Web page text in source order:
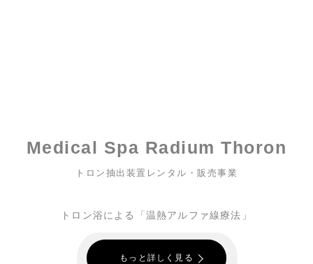
Medical Spa Radium Thoron
トロン抽出装置レンタル・販売事業
トロン浴による「温熱アルファ線療法」
もっと詳しく見る